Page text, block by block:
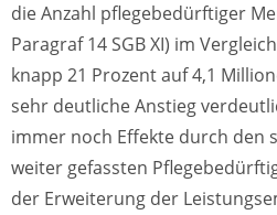
die Anzahl pflegebedürftiger
Paragraf 14 SGB XI) im
knapp 21 Prozent auf 4,1
sehr deutliche Anstieg
immer noch Effekte durch den
weiter gefassten
der Erweiterung der